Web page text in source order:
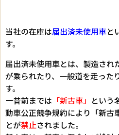
当社の在庫は届出済未使用車と
す。
届出済未使用車とは、製造され
が乗られたり、一般道を走った
す。
一昔前までは 「新古車」 という
動車公正競争規約により 「新古
とが禁止されました。